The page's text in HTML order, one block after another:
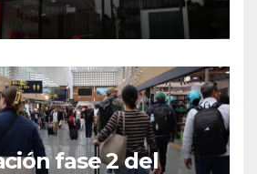
fase 2 del